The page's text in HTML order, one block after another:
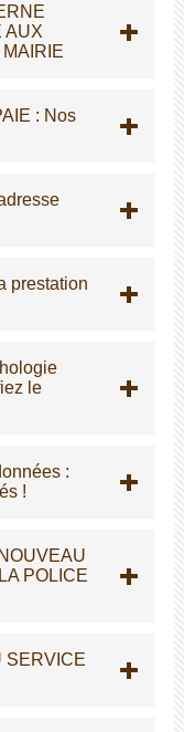
AUX
: Nos
prestation
le
:
!
POLICE
SERVICE